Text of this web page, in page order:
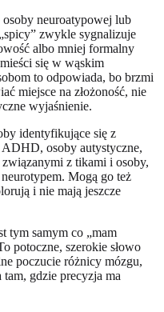
neuroatypowej lub
zwykle sygnalizuje
albo mniej formalny
się w wąskim
to odpowiada, bo brzmi
miejsce na złożoność, nie
wyjaśnienie.
identyfikujące się z
osoby autystyczne,
z tikami i osoby,
Mogą go też
i nie mają jeszcze
tym samym co „mam
potoczne, szerokie słowo
poczucie różnicy mózgu,
gdzie precyzja ma